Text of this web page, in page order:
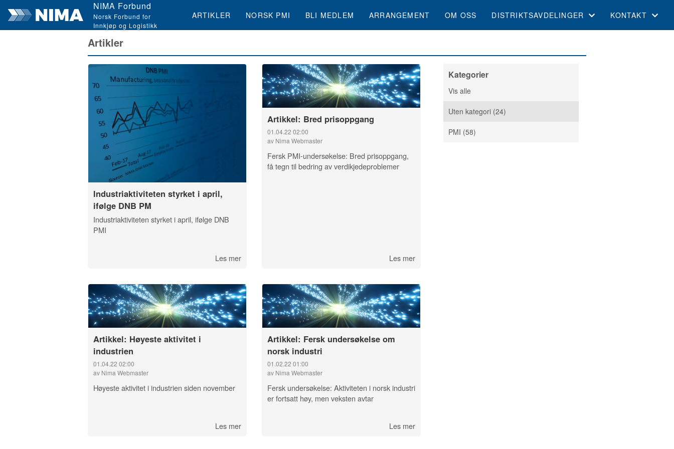
NIMA Forbund
Norsk Forbund for
Innkjøp og Logistikk
ARTIKLER NORSK PMI BLI MEDLEM ARRANGEMENT OM OSS DISTRIKTSAVDELINGER KONTAKT
Artikler
Industriaktiviteten styrket i april,
ifølge DNB PM
Industriaktiviteten styrket i april, ifølge DNB
PMI
Les mer
Artikkel: Bred prisoppgang
01.04.22 02:00
av Nima Webmaster
Fersk PMI-undersøkelse: Bred prisoppgang,
få tegn til bedring av verdikjedeproblemer
Les mer
Artikkel: Høyeste aktivitet i
industrien
01.04.22 02:00
av Nima Webmaster
Høyeste aktivitet i industrien siden november
Les mer
Artikkel: Fersk undersøkelse om
norsk industri
01.02.22 01:00
av Nima Webmaster
Fersk undersøkelse: Aktiviteten i norsk industri
er fortsatt høy, men veksten avtar
Les mer
Kategorier
Vis alle
Uten kategori (24)
PMI (58)